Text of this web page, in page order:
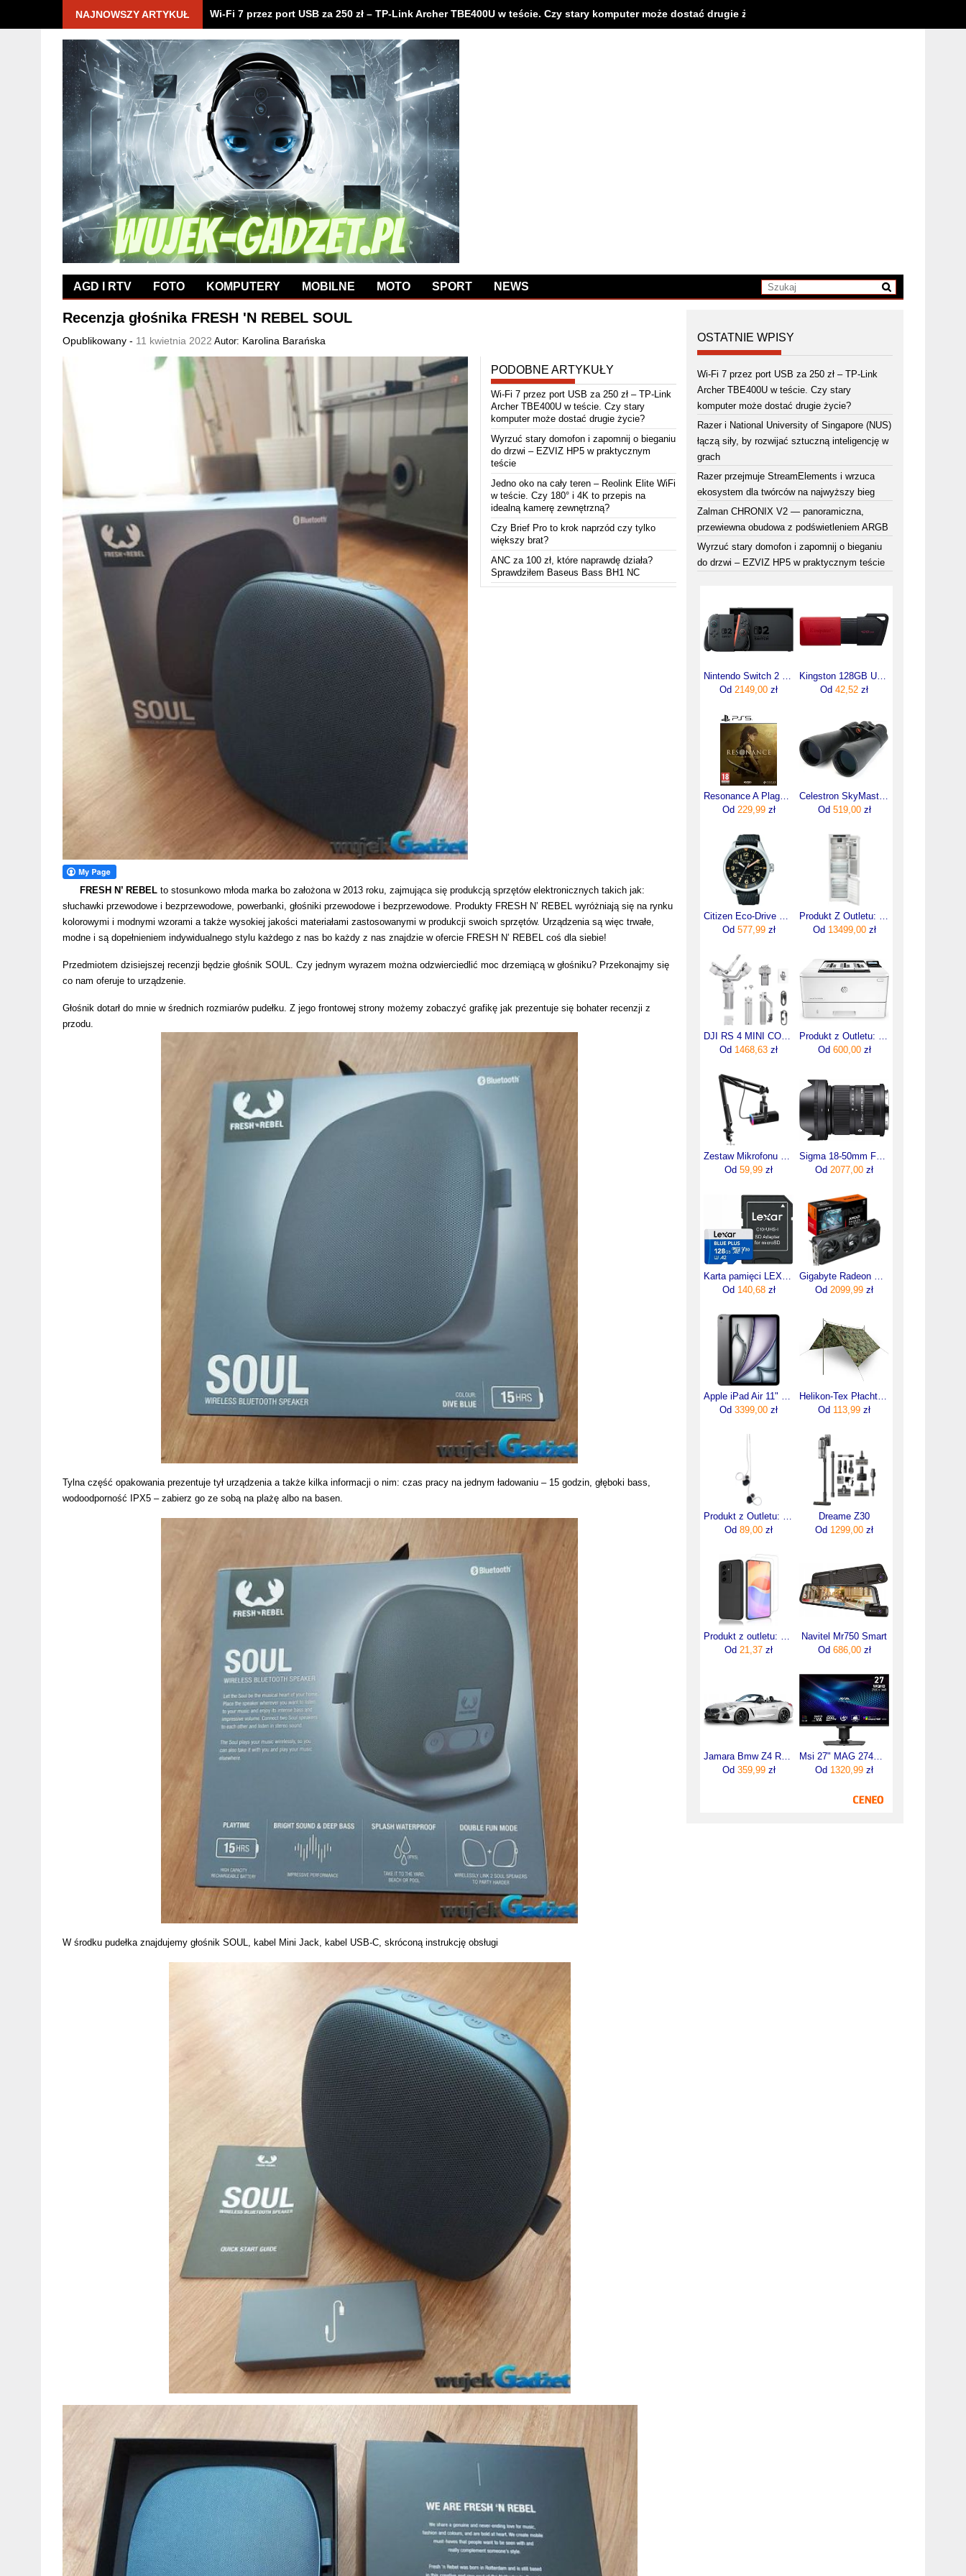
NAJNOWSZY ARTYKUŁ Razer i National University of Singapore (NUS) łączą siły, by rozwijać sztuczną inteligencję w grach
AGD I RTV FOTO KOMPUTERY MOBILNE MOTO SPORT NEWS
Recenzja głośnika FRESH 'N REBEL SOUL
Opublikowany - 11 kwietnia 2022 Autor: Karolina Barańska
PODOBNE ARTYKUŁY
Wi-Fi 7 przez port USB za 250 zł – TP-Link
Archer TBE400U w teście. Czy stary
komputer może dostać drugie życie?
Wyrzuć stary domofon i zapomnij o bieganiu
do drzwi – EZVIZ HP5 w praktycznym
teście
Jedno oko na cały teren – Reolink Elite WiFi
w teście. Czy 180° i 4K to przepis na
idealną kamerę zewnętrzną?
Czy Brief Pro to krok naprzód czy tylko
większy brat?
ANC za 100 zł, które naprawdę działa?
Sprawdziłem Baseus Bass BH1 NC
FRESH N’ REBEL to stosunkowo młoda marka bo założona w 2013 roku, zajmująca się produkcją sprzętów elektronicznych takich jak:
słuchawki przewodowe i bezprzewodowe, powerbanki, głośniki przewodowe i bezprzewodowe. Produkty FRESH N’ REBEL wyróżniają się na rynku
kolorowymi i modnymi wzorami a także wysokiej jakości materiałami zastosowanymi w produkcji swoich sprzętów. Urządzenia są więc trwałe,
modne i są dopełnieniem indywidualnego stylu każdego z nas bo każdy z nas znajdzie w ofercie FRESH N’ REBEL coś dla siebie!
Przedmiotem dzisiejszej recenzji będzie głośnik SOUL. Czy jednym wyrazem można odzwierciedlić moc drzemiącą w głośniku? Przekonajmy się
co nam oferuje to urządzenie.
Głośnik dotarł do mnie w średnich rozmiarów pudełku. Z jego frontowej strony możemy zobaczyć grafikę jak prezentuje się bohater recenzji z
przodu.
Tylna część opakowania prezentuje tył urządzenia a także kilka informacji o nim: czas pracy na jednym ładowaniu – 15 godzin, głęboki bass,
wodoodporność IPX5 – zabierz go ze sobą na plażę albo na basen.
W środku pudełka znajdujemy głośnik SOUL, kabel Mini Jack, kabel USB-C, skróconą instrukcję obsługi
OSTATNIE WPISY
Wi-Fi 7 przez port USB za 250 zł – TP-Link
Archer TBE400U w teście. Czy stary
komputer może dostać drugie życie?
Razer i National University of Singapore (NUS)
łączą siły, by rozwijać sztuczną inteligencję w
grach
Razer przejmuje StreamElements i wrzuca
ekosystem dla twórców na najwyższy bieg
Zalman CHRONIX V2 — panoramiczna,
przewiewna obudowa z podświetleniem ARGB
Wyrzuć stary domofon i zapomnij o bieganiu
do drzwi – EZVIZ HP5 w praktycznym teście
Od 2149,00 zł
Od 42,52 zł
Od 229,99zł
Od 519,00zł
Od 577,99zł
Od 13499,00zł
Od 1468,63 zł
Od 600,00zł
Od 59,99 zł
Od 2077,00 zł
Od 140,68zł
Od 2099,99 zł
Od 3399,00 zł
Od 113,99 zł
Od 89,00 zł
Dreame Z30
Od 1299,00 zł
Od 21,37 zł
Navitel Mr750 Smart
Od 686,00zł
Od 359,99zł
Od 1320,99 zł